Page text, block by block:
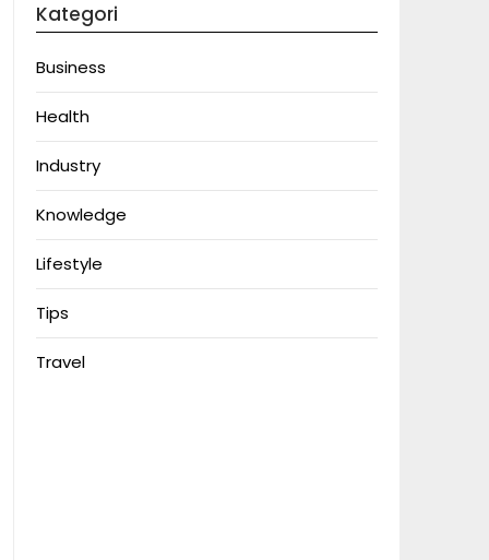
Kategori
Business
Health
Industry
Knowledge
Lifestyle
Tips
Travel